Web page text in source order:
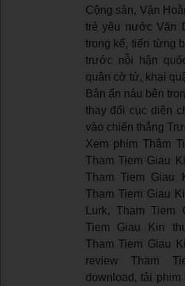
Cộng sản, Vân
trẻ yêu nước Văn
trong kế, tiến từng
trước nỗi hận
quân cờ tử, khai
Bản ẩn náu bên
thay đổi cục diện
vào chiến thắng
Xem phim Thâm
Tham Tiem Giau
Tham Tiem Giau
Tham Tiem Giau
Lurk, Tham Tiem
Tiem Giau Kin
Tham Tiem Giau
review Tham
download, tải